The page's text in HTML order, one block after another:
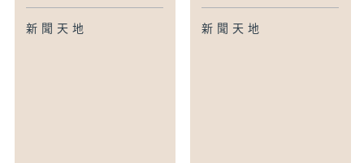
新聞天地 新聞天地